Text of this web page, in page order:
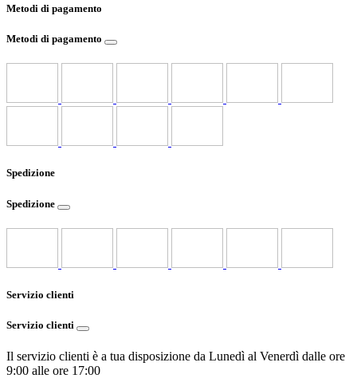
Metodi di pagamento
Metodi di pagamento
Spedizione
Spedizione
Servizio clienti
Servizio clienti
Il servizio clienti è a tua disposizione da Lunedì al Venerdì dalle ore
9:00 alle ore 17:00